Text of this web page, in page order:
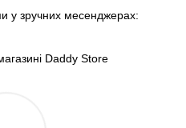
у зручних месенджерах:
Daddy Store